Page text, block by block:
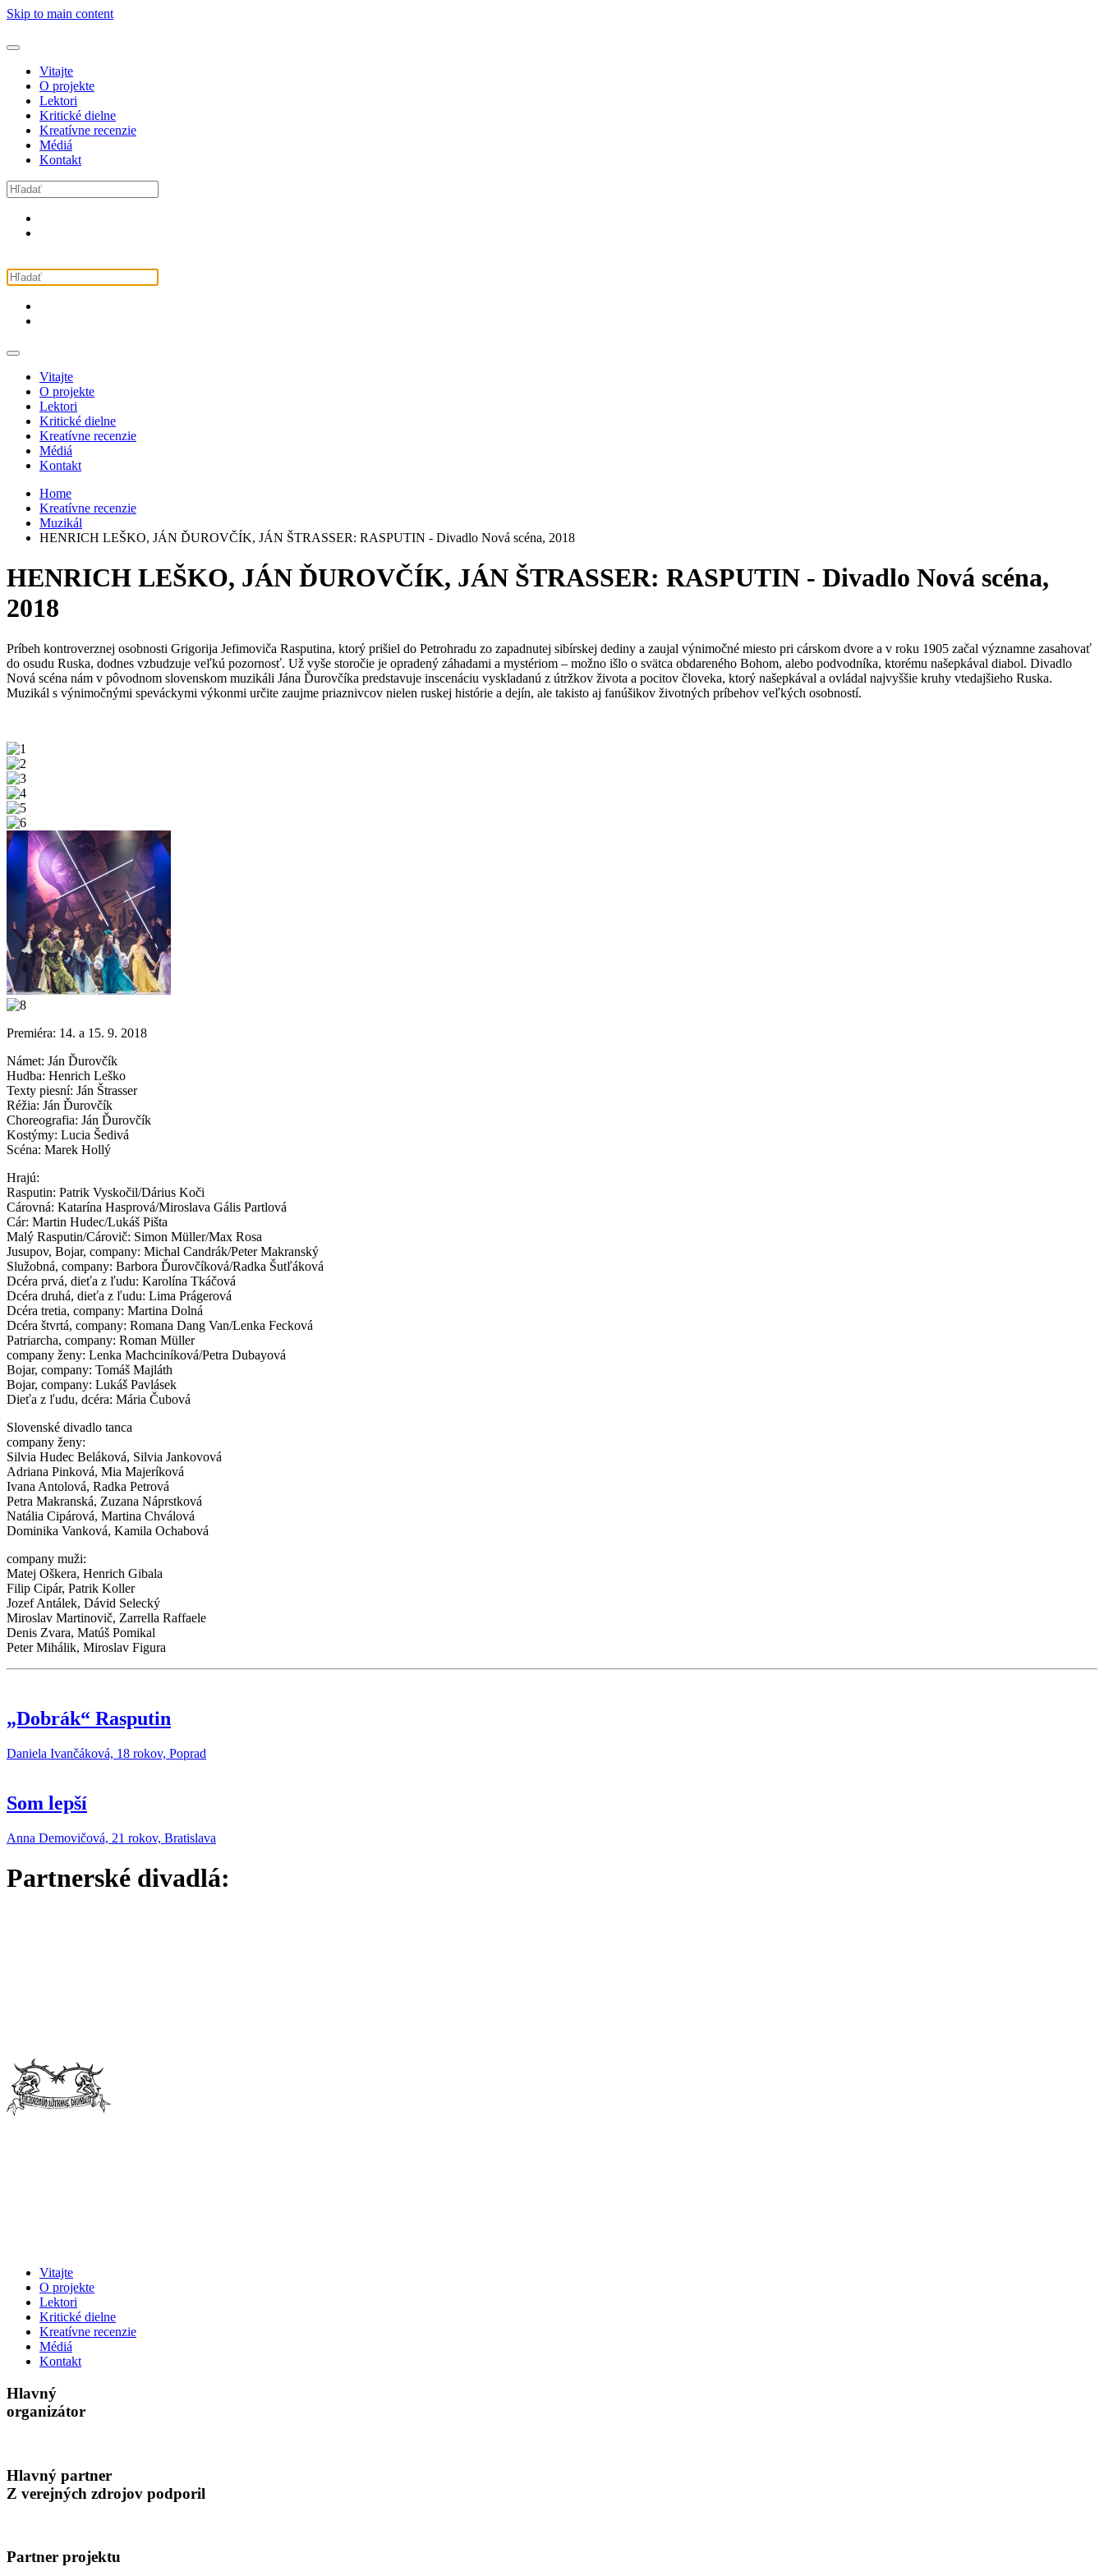
Skip to main content
Vitajte
O projekte
Lektori
Kritické dielne
Kreatívne recenzie
Médiá
Kontakt
Vitajte
O projekte
Lektori
Kritické dielne
Kreatívne recenzie
Médiá
Kontakt
Home
Kreatívne recenzie
Muzikál
HENRICH LEŠKO, JÁN ĎUROVČÍK, JÁN ŠTRASSER: RASPUTIN - Divadlo Nová scéna, 2018
HENRICH LEŠKO, JÁN ĎUROVČÍK, JÁN ŠTRASSER: RASPUTIN - Divadlo Nová scéna,
2018
Príbeh kontroverznej osobnosti Grigorija Jefimoviča Rasputina, ktorý prišiel do Petrohradu zo zapadnutej sibírskej dediny a zaujal výnimočné miesto pri cárskom dvore a v roku 1905 začal významne zasahovať
do osudu Ruska, dodnes vzbudzuje veľkú pozornosť. Už vyše storočie je opradený záhadami a mystériom – možno išlo o svätca obdareného Bohom, alebo podvodníka, ktorému našepkával diabol. Divadlo
Nová scéna nám v pôvodnom slovenskom muzikáli Jána Ďurovčíka predstavuje inscenáciu vyskladanú z útržkov života a pocitov človeka, ktorý našepkával a ovládal najvyššie kruhy vtedajšieho Ruska.
Muzikál s výnimočnými speváckymi výkonmi určite zaujme priaznivcov nielen ruskej histórie a dejín, ale takisto aj fanúšikov životných príbehov veľkých osobností.
Premiéra: 14. a 15. 9. 2018
Námet: Ján Ďurovčík
Hudba: Henrich Leško
Texty piesní: Ján Štrasser
Réžia: Ján Ďurovčík
Choreografia: Ján Ďurovčík
Kostýmy: Lucia Šedivá
Scéna: Marek Hollý
Hrajú:
Rasputin: Patrik Vyskočil/Dárius Koči
Cárovná: Katarína Hasprová/Miroslava Gális Partlová
Cár: Martin Hudec/Lukáš Pišta
Malý Rasputin/Cárovič: Simon Müller/Max Rosa
Jusupov, Bojar, company: Michal Candrák/Peter Makranský
Služobná, company: Barbora Ďurovčíková/Radka Šutľáková
Dcéra prvá, dieťa z ľudu: Karolína Tkáčová
Dcéra druhá, dieťa z ľudu: Lima Prágerová
Dcéra tretia, company: Martina Dolná
Dcéra štvrtá, company: Romana Dang Van/Lenka Fecková
Patriarcha, company: Roman Müller
company ženy: Lenka Machciníková/Petra Dubayová
Bojar, company: Tomáš Majláth
Bojar, company: Lukáš Pavlásek
Dieťa z ľudu, dcéra: Mária Čubová
Slovenské divadlo tanca
company ženy:
Silvia Hudec Beláková, Silvia Jankovová
Adriana Pinková, Mia Majeríková
Ivana Antolová, Radka Petrová
Petra Makranská, Zuzana Náprstková
Natália Cipárová, Martina Chválová
Dominika Vanková, Kamila Ochabová
company muži:
Matej Oškera, Henrich Gibala
Filip Cipár, Patrik Koller
Jozef Antálek, Dávid Selecký
Miroslav Martinovič, Zarrella Raffaele
Denis Zvara, Matúš Pomikal
Peter Mihálik, Miroslav Figura
„Dobrák“ Rasputin
Daniela Ivančáková, 18 rokov, Poprad
Som lepší
Anna Demovičová, 21 rokov, Bratislava
Partnerské divadlá:
Vitajte
O projekte
Lektori
Kritické dielne
Kreatívne recenzie
Médiá
Kontakt
Hlavný
organizátor
Hlavný partner
Z verejných zdrojov podporil
Partner projektu